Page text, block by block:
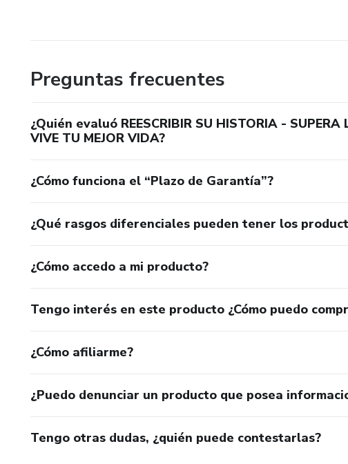
Preguntas frecuentes
¿Quién evaluó REESCRIBIR SU HISTORIA - SUPERA
VIVE TU MEJOR VIDA?
¿Cómo funciona el “Plazo de Garantía”?
¿Qué rasgos diferenciales pueden tener los
¿Cómo accedo a mi producto?
Tengo interés en este producto ¿Cómo puedo
¿Cómo afiliarme?
¿Puedo denunciar un producto que posea
Tengo otras dudas, ¿quién puede contestarlas?